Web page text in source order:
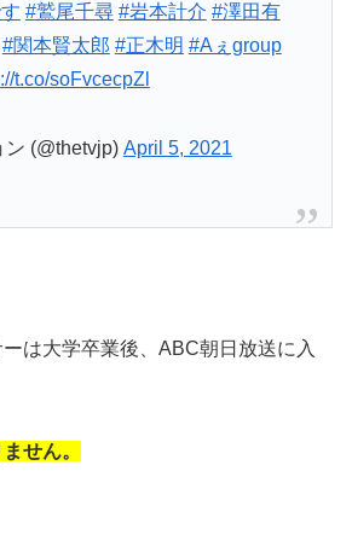
#鷲尾千尋 #岩本計介 #澤田有
#関本賢太郎 #正木明 #Aぇgroup
t.co/soFvcecpZl
(@thetvjp) April 5, 2021
は大学卒業後、ABC朝日放送に入
せん。